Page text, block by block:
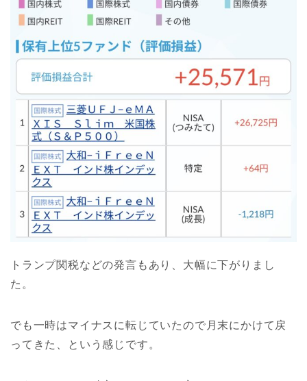
トランプ関税などの発言もあり、大幅に下がりまし
た。
でも一時はマイナスに転じていたので月末にかけて戻
ってきた、という感じです。